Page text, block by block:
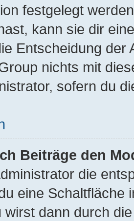
festgelegt
kann sie dir
Entscheidung der
nichts mit
sofern du
Beiträge den
die
eine Schaltfläche
wirst dann durch